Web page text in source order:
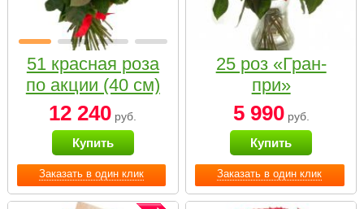
Заказать в один клик
51 красная роза
по акции (40 см)
12 240 руб.
Купить
Заказать в один клик
25 роз «Гран-
при»
5 990руб.
Купить